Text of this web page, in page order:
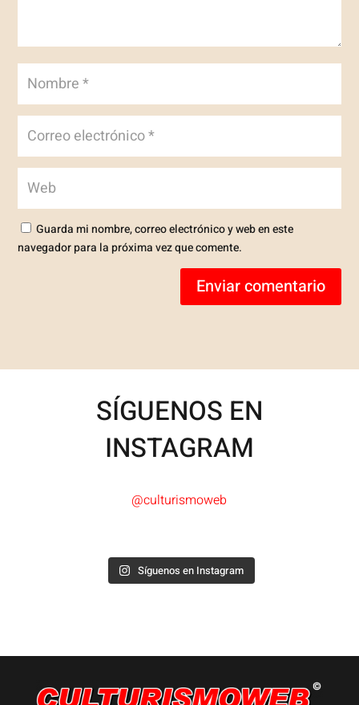
Guarda mi nombre, correo electrónico y web en este
navegador para la próxima vez que comente.
Enviar comentario
SÍGUENOS EN
INSTAGRAM
@culturismoweb
Síguenos en Instagram